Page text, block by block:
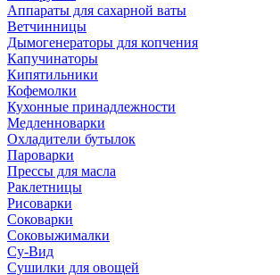
Аппараты для сахарной ваты
Ветчинницы
Дымогенераторы для копчения
Капучинаторы
Кипятильники
Кофемолки
Кухонные принадлежности
Медленноварки
Охладители бутылок
Пароварки
Прессы для масла
Раклетницы
Рисоварки
Соковарки
Соковыжималки
Су-Вид
Сушилки для овощей